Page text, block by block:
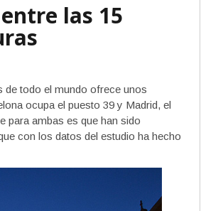
las 15
de todo el mundo ofrece unos
ocupa el puesto 39 y Madrid, el
para ambas es que han sido
con los datos del estudio ha hecho